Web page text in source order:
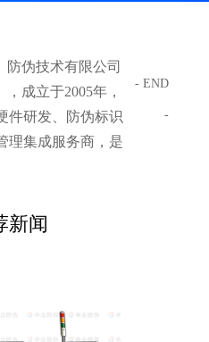
防伪技术有限公司
，成立于2005年，
件研发、防伪标识
理集成服务商，是
- END
-
新闻